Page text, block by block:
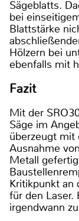
Sägeblatts.
bei
Blattstärke
Hölzern bei
ebenfalls mit
Fazit
Mit der
Säge im
überzeugt mit
Ausnahme
Metall
Kritikpunkt an
für den Laser.
irgendwann